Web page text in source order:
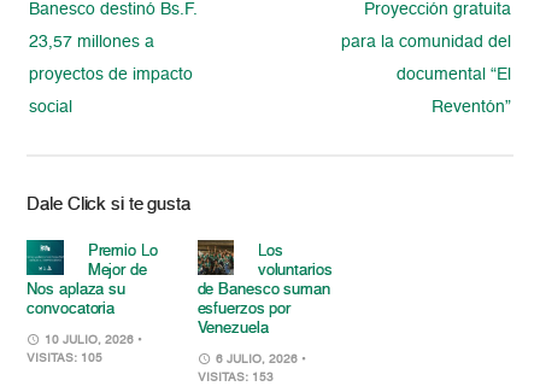
Banesco destinó Bs.F.
23,57 millones a
proyectos de impacto
social
Proyección gratuita
para la comunidad del
documental “El
Reventón”
Dale Click si te gusta
Premio Lo
Mejor de
Nos aplaza su
convocatoria
10 JULIO, 2026 •
VISITAS: 105
Los
voluntarios
de Banesco suman
esfuerzos por
Venezuela
6 JULIO, 2026 •
VISITAS: 153